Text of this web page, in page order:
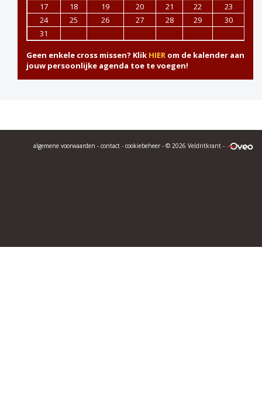
17
18 19 20 21 22
23
24
25 26 27 28 29
30
31
Geen enkele cross missen? Klik HIER om de kalender aan
jouw persoonlijke agenda toe te voegen!
algemene voorwaarden - contact - cookiebeheer - © 2026 Veldritkrant -